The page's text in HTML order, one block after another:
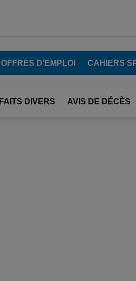
OFFRES D’EMPLOI CAHIERS
FAITS DIVERS AVIS DE DÉCÈS